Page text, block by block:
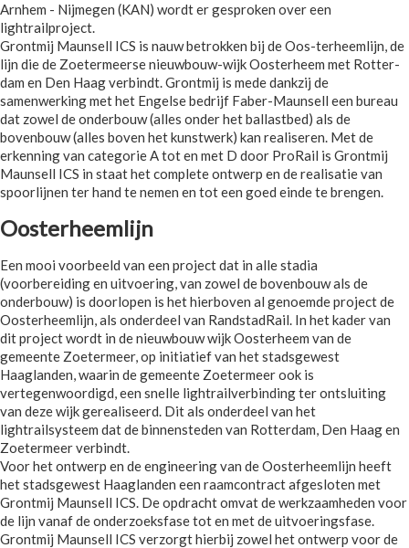
Arnhem - Nijmegen (KAN) wordt er gesproken over een
lightrailproject.
Grontmij Maunsell ICS is nauw betrokken bij de Oos-terheemlijn, de
lijn die de Zoetermeerse nieuwbouw-wijk Oosterheem met Rotter-
dam en Den Haag verbindt. Grontmij is mede dankzij de
samenwerking met het Engelse bedrijf Faber-Maunsell een bureau
dat zowel de onderbouw (alles onder het ballastbed) als de
bovenbouw (alles boven het kunstwerk) kan realiseren. Met de
erkenning van categorie A tot en met D door ProRail is Grontmij
Maunsell ICS in staat het complete ontwerp en de realisatie van
spoorlijnen ter hand te nemen en tot een goed einde te brengen.
Oosterheemlijn
Een mooi voorbeeld van een project dat in alle stadia
(voorbereiding en uitvoering, van zowel de bovenbouw als de
onderbouw) is doorlopen is het hierboven al genoemde project de
Oosterheemlijn, als onderdeel van RandstadRail. In het kader van
dit project wordt in de nieuwbouw wijk Oosterheem van de
gemeente Zoetermeer, op initiatief van het stadsgewest
Haaglanden, waarin de gemeente Zoetermeer ook is
vertegenwoordigd, een snelle lightrailverbinding ter ontsluiting
van deze wijk gerealiseerd. Dit als onderdeel van het
lightrailsysteem dat de binnensteden van Rotterdam, Den Haag en
Zoetermeer verbindt.
Voor het ontwerp en de engineering van de Oosterheemlijn heeft
het stadsgewest Haaglanden een raamcontract afgesloten met
Grontmij Maunsell ICS. De opdracht omvat de werkzaamheden voor
de lijn vanaf de onderzoeksfase tot en met de uitvoeringsfase.
Grontmij Maunsell ICS verzorgt hierbij zowel het ontwerp voor de